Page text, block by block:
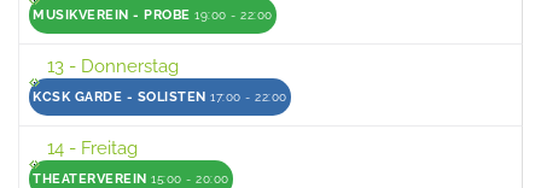
MUSIKVEREIN - PROBE 19:00 - 22:00
13 - Donnerstag
KCSK GARDE - SOLISTEN 17:00 - 22:00
14 - Freitag
THEATERVEREIN 15:00 - 20:00